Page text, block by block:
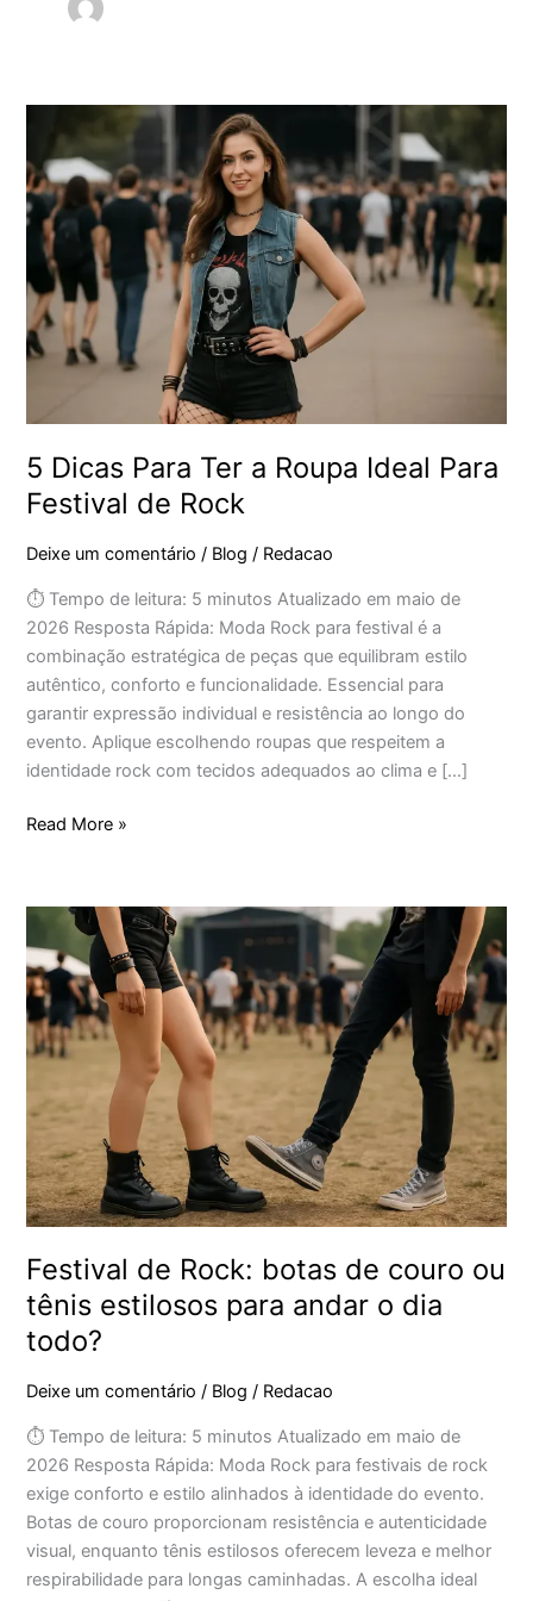
5 Dicas Para Ter a Roupa Ideal Para
Festival de Rock
Deixe um comentário / Blog / Redacao
⏱ Tempo de leitura: 5 minutos Atualizado em maio de
2026 Resposta Rápida: Moda Rock para festival é a
combinação estratégica de peças que equilibram estilo
autêntico, conforto e funcionalidade. Essencial para
garantir expressão individual e resistência ao longo do
evento. Aplique escolhendo roupas que respeitem a
identidade rock com tecidos adequados ao clima e […]
Dicas
Para
Ter
a
Roupa
Ideal
Para
Festival
Read More »
Festival de Rock: botas de couro ou
tênis estilosos para andar o dia
todo?
Deixe um comentário / Blog / Redacao
⏱ Tempo de leitura: 5 minutos Atualizado em maio de
2026 Resposta Rápida: Moda Rock para festivais de rock
exige conforto e estilo alinhados à identidade do evento.
Botas de couro proporcionam resistência e autenticidade
visual, enquanto tênis estilosos oferecem leveza e melhor
respirabilidade para longas caminhadas. A escolha ideal
Festival
de
Rock:
botas
de
couro
tênis
estilosos
para
andar
o
dia
todo?